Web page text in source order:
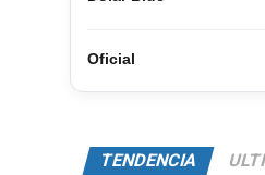
Oficial
TENDENCIA